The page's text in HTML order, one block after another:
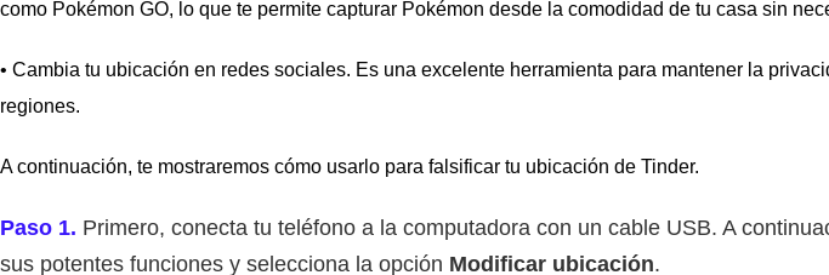
como Pokémon GO, lo que te permite capturar Pokémon desde la comodidad de tu casa sin
• Cambia tu ubicación en redes sociales. Es una excelente herramienta para mantener la
regiones.
A continuación, te mostraremos cómo usarlo para falsificar tu ubicación de Tinder.
Paso 1. Primero, conecta tu teléfono a la computadora con un cable USB. A
sus potentes funciones y selecciona la opción Modificar ubicación.